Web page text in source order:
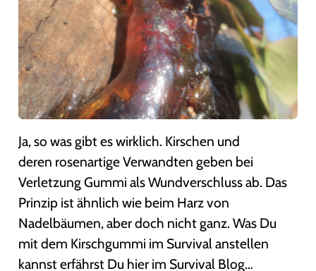
h
g
u
m
m
i
Ja, so was gibt es wirklich. Kirschen und
deren rosenartige Verwandten geben bei
Verletzung Gummi als Wundverschluss ab. Das
Prinzip ist ähnlich wie beim Harz von
Nadelbäumen, aber doch nicht ganz. Was Du
mit dem Kirschgummi im Survival anstellen
kannst erfährst Du hier im Survival Blog…